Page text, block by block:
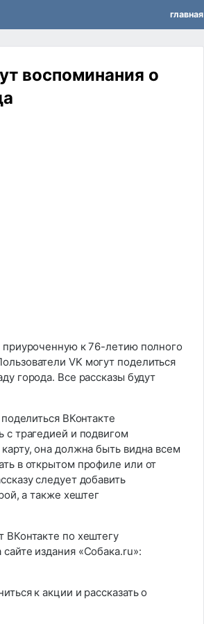
главная
воспоминания о
приуроченную к 76-летию полного
VK могут поделиться
города. Все рассказы будут
ВКонтакте
с трагедией и подвигом
она должна быть видна всем
в открытом профиле или от
следует добавить
а также хештег
ВКонтакте по хештегу
издания «Собака.ru»:
к акции и рассказать о